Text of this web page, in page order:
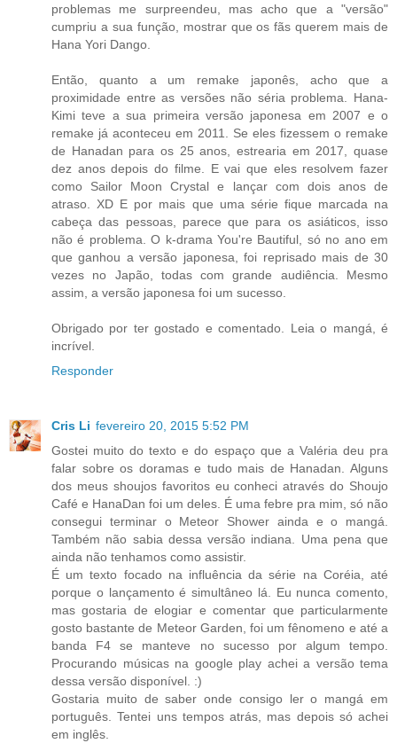
problemas me surpreendeu, mas acho que a "versão"
cumpriu a sua função, mostrar que os fãs querem mais de
Hana Yori Dango.
Então, quanto a um remake japonês, acho que a
proximidade entre as versões não séria problema. Hana-
Kimi teve a sua primeira versão japonesa em 2007 e o
remake já aconteceu em 2011. Se eles fizessem o remake
de Hanadan para os 25 anos, estrearia em 2017, quase
dez anos depois do filme. E vai que eles resolvem fazer
como Sailor Moon Crystal e lançar com dois anos de
atraso. XD E por mais que uma série fique marcada na
cabeça das pessoas, parece que para os asiáticos, isso
não é problema. O k-drama You're Bautiful, só no ano em
que ganhou a versão japonesa, foi reprisado mais de 30
vezes no Japão, todas com grande audiência. Mesmo
assim, a versão japonesa foi um sucesso.
Obrigado por ter gostado e comentado. Leia o mangá, é
incrível.
Responder
Cris Li fevereiro 20, 2015 5:52 PM
Gostei muito do texto e do espaço que a Valéria deu pra
falar sobre os doramas e tudo mais de Hanadan. Alguns
dos meus shoujos favoritos eu conheci através do Shoujo
Café e HanaDan foi um deles. É uma febre pra mim, só não
consegui terminar o Meteor Shower ainda e o mangá.
Também não sabia dessa versão indiana. Uma pena que
ainda não tenhamos como assistir.
É um texto focado na influência da série na Coréia, até
porque o lançamento é simultâneo lá. Eu nunca comento,
mas gostaria de elogiar e comentar que particularmente
gosto bastante de Meteor Garden, foi um fênomeno e até a
banda F4 se manteve no sucesso por algum tempo.
Procurando músicas na google play achei a versão tema
dessa versão disponível. :)
Gostaria muito de saber onde consigo ler o mangá em
português. Tentei uns tempos atrás, mas depois só achei
em inglês.